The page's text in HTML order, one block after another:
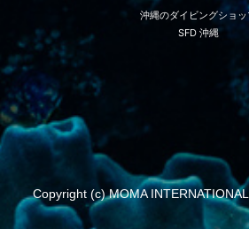
沖縄のダイビングショ
SFD 沖縄
Copyright (c) MOMA